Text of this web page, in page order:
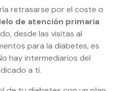
retrasarse por el coste o
de atención primaria
desde las visitas al
para la diabetes, es
hay intermediarios del
a ti.